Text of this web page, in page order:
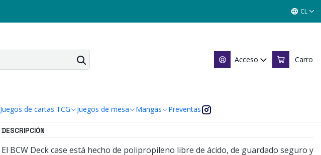
Acceso Carro
Juegos de cartas TCG Juegos de mesa Mangas Preventas
CL
GAMING DECK CASE LARGE BLUE- BCW
Mostrar stock de ubicaciones
DESCRIPCIÓN
El BCW Deck case está hecho de polipropileno libre de ácido, de guardado seguro y